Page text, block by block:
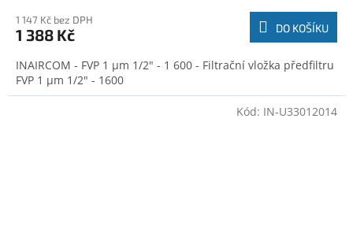
1 147 Kč bez DPH
1 388 Kč DO KOŠÍKU
INAIRCOM - FVP 1 µm 1/2" - 1 600 - Filtrační vložka předfiltru
FVP 1 µm 1/2" - 1600
Kód: IN-U33012014